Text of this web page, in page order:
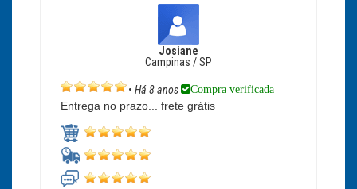
Josiane
Campinas / SP
• Há 8 anos Compra verificada
Entrega no prazo... frete grátis